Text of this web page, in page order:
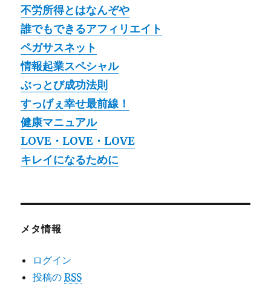
不労所得とはなんぞや
誰でもできるアフィリエイト
ペガサスネット
情報起業スペシャル
ぶっとび成功法則
すっげぇ幸せ最前線！
健康マニュアル
LOVE・LOVE・LOVE
キレイになるために
メタ情報
ログイン
投稿のRSS